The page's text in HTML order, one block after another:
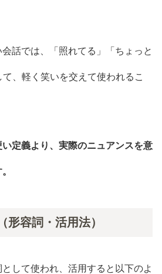
話では、「照れてる」「ちょっと
、軽く笑いを交えて使われるこ
定義より、実際のニュアンスを意
形容詞・活用法）
として使われ、活用すると以下のよ